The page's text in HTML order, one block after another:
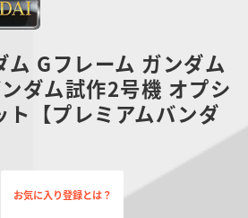
ム Gフレーム ガンダム
ダム試作2号機 オプシ
ト【プレミアムバンダ
お気に入り登録とは？